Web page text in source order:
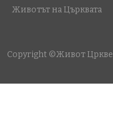
Животът на Църквата
Copyright ©Живот Цркве